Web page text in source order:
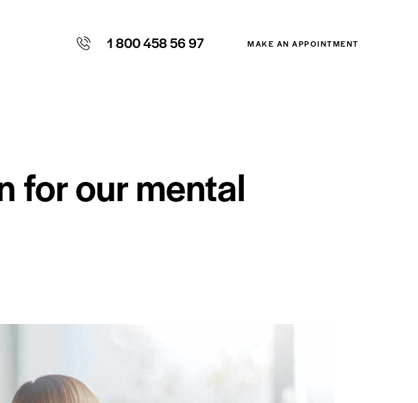
1 800 458 56 97 MAKE AN APPOINTMENT
for our mental